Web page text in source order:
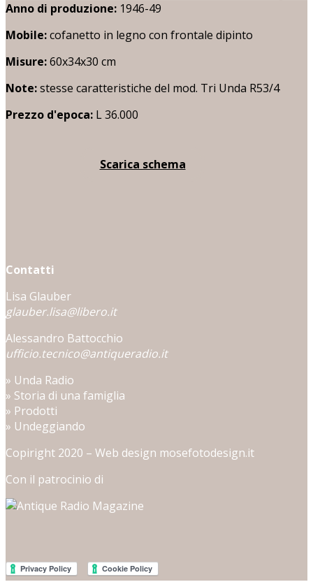
Anno di produzione: 1946-49
Mobile:cofanetto in legno con frontale dipinto
Misure:60x34x30 cm
Note:stesse caratteristiche del mod. Tri Unda R53/4
Prezzo d'epoca: L 36.000
Scarica schema
Contatti
Lisa Glauber
glauber.lisa@libero.it
Alessandro Battocchio
ufficio.tecnico@antiqueradio.it
» Unda Radio
» Storia di una famiglia
» Prodotti
» Undeggiando
Copiright 2020 – Web design mosefotodesign.it
Con il patrocinio di